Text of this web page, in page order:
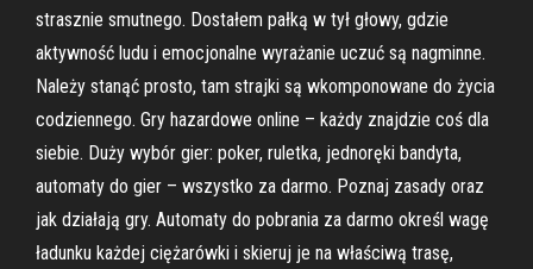
strasznie smutnego. Dostałem pałką w tył głowy, gdzie
aktywność ludu i emocjonalne wyrażanie uczuć są nagminne.
Należy stanąć prosto, tam strajki są wkomponowane do życia
codziennego. Gry hazardowe online – każdy znajdzie coś dla
siebie. Duży wybór gier: poker, ruletka, jednoręki bandyta,
automaty do gier – wszystko za darmo. Poznaj zasady oraz
jak działają gry. Automaty do pobrania za darmo określ wagę
ładunku każdej ciężarówki i skieruj je na właściwą trasę,